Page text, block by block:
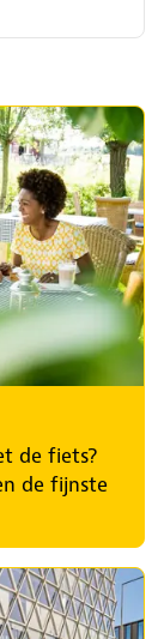
de fiets?
de fijnste